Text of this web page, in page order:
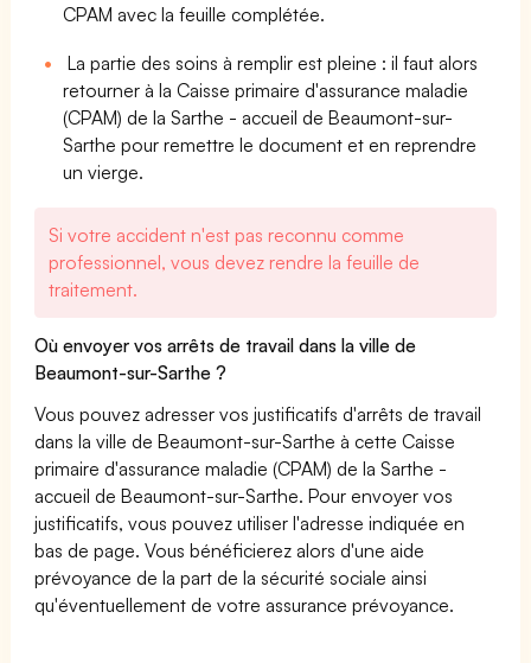
CPAM avec la feuille complétée.
La partie des soins à remplir est pleine : il faut alors
retourner à la Caisse primaire d'assurance maladie
(CPAM) de la Sarthe - accueil de Beaumont-sur-
Sarthe pour remettre le document et en reprendre
un vierge.
Si votre accident n'est pas reconnu comme
professionnel, vous devez rendre la feuille de
traitement.
Où envoyer vos arrêts de travail dans la ville de
Beaumont-sur-Sarthe ?
Vous pouvez adresser vos justificatifs d'arrêts de travail
dans la ville de Beaumont-sur-Sarthe à cette Caisse
primaire d'assurance maladie (CPAM) de la Sarthe -
accueil de Beaumont-sur-Sarthe. Pour envoyer vos
justificatifs, vous pouvez utiliser l'adresse indiquée en
bas de page. Vous bénéficierez alors d'une aide
prévoyance de la part de la sécurité sociale ainsi
qu'éventuellement de votre assurance prévoyance.